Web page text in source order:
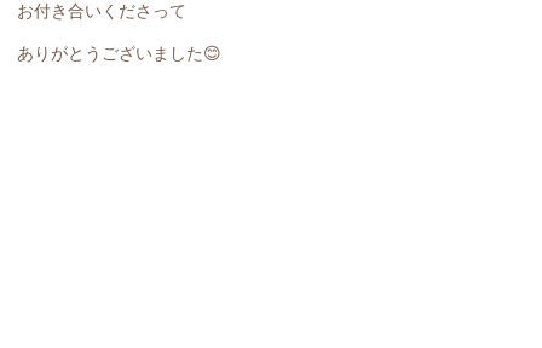
お付き合いくださって
ありがとうございました😊